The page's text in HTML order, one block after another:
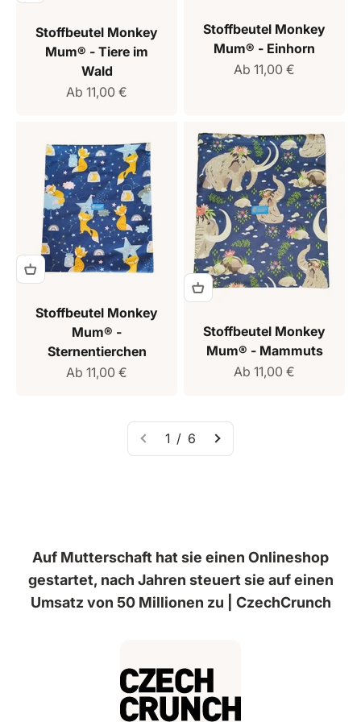
Stoffbeutel Monkey
Mum® - Tiere im
Wald
Verkaufspreis
Ab 11,00 €
Stoffbeutel Monkey
Mum® - Einhorn
Verkaufspreis
Ab 11,00 €
Stoffbeutel Monkey
Mum® -
Sternentierchen
Verkaufspreis
Ab 11,00 €
Stoffbeutel Monkey
Mum® - Mammuts
Verkaufspreis
Ab 11,00 €
1 / 6
Auf Mutterschaft hat sie einen Onlineshop
gestartet, nach Jahren steuert sie auf einen
Umsatz von 50 Millionen zu | CzechCrunch